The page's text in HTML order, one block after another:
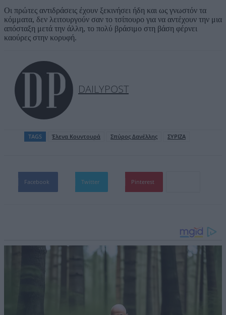
Οι πρώτες αντιδράσεις έχουν ξεκινήσει ήδη και ως γνωστόν τα
κόμματα, δεν λειτουργούν σαν το τσίπουρο για να αντέχουν την μια
απόσταξη μετά την άλλη, το πολύ βράσιμο στη βάση φέρνει
καούρες στην κορυφή.
DAILYPOST
TAGS Έλενα Κουντουρά Σπύρος Δανέλλης ΣΥΡΙΖΑ
Facebook Twitter Pinterest